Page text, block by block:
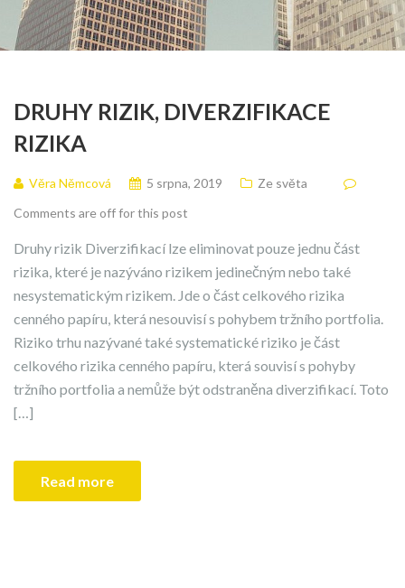
DRUHY RIZIK, DIVERZIFIKACE
RIZIKA
Věra Němcová 5 srpna, 2019
Ze světa
Comments are off for this post
Druhy rizik Diverzifikací lze eliminovat pouze jednu část
rizika, které je nazýváno rizikem jedinečným nebo také
nesystematickým rizikem. Jde o část celkového rizika
cenného papíru, která nesouvisí s pohybem tržního portfolia.
Riziko trhu nazývané také systematické riziko je část
celkového rizika cenného papíru, která souvisí s pohyby
tržního portfolia a nemůže být odstraněna diverzifikací. Toto
[…]
Read more